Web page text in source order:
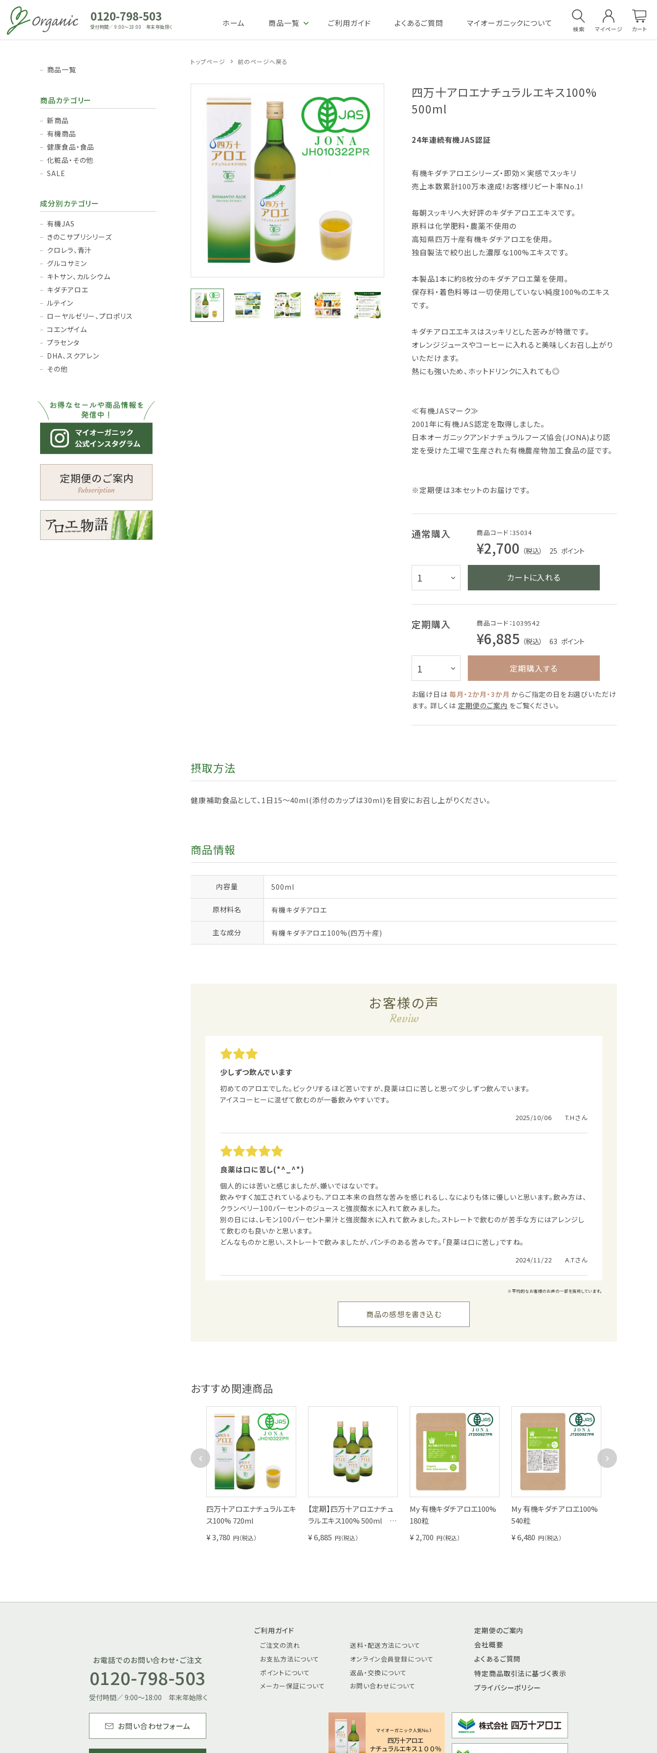
0120-798-503
受付時間／ 9:00～18:00 年末年始除く ホーム 商品一覧 ご利用ガイド よくあるご質問 マイオーガニックについて
検索 マイページ カート
トップページ 前のページへ戻る
四万十アロエナチュラルエキス100%
500ml
24年連続有機JAS認証
有機キダチアロエシリーズ・即効×実感でスッキリ
売上本数累計100万本達成!お客様リピート率No.1!
毎朝スッキリへ大好評のキダチアロエエキスです。
原料は化学肥料・農薬不使用の
高知県四万十産有機キダチアロエを使用。
独自製法で絞り出した濃厚な100%エキスです。
本製品1本に約8枚分のキダチアロエ葉を使用。
保存料・着色料等は一切使用していない純度100%のエキス
です。
キダチアロエエキスはスッキリとした苦みが特徴です。
オレンジジュースやコーヒーに入れると美味しくお召し上がり
いただけます。
熱にも強いため、ホットドリンクに入れても◎
≪有機JASマーク≫
2001年に有機JAS認定を取得しました。
日本オーガニックアンドナチュラルフーズ協会(JONA)より認
定を受けた工場で生産された有機農産物加工食品の証です。
※定期便は3本セットのお届けです。
通常購入 商品コード：35034
¥2,700 （税込） 25 ポイント
カートに入れる
定期購入 商品コード：1039542
¥6,885 （税込） 63 ポイント
定期購入する
お届け日は毎月・2か月・3か月 からご指定の日をお選びいただけ
ます。 詳しくは 定期便のご案内 をご覧ください。
摂取方法
健康補助食品として、1日15～40ml(添付のカップは30ml)を目安にお召し上がりください。
商品情報
内容量 500ml
原材料名 有機キダチアロエ
主な成分 有機キダチアロエ100%(四万十産)
お客様の声
Reviw
少しずつ飲んでいます
初めてのアロエでした。ビックリするほど苦いですが、良薬は口に苦しと思って少しずつ飲んでいます。
アイスコーヒーに混ぜて飲むのが一番飲みやすいです。
2025/10/06 T.Hさん
良薬は口に苦し(*^_^*)
個人的には苦いと感じましたが、嫌いではないです。
飲みやすく加工されているよりも、アロエ本来の自然な苦みを感じれるし、なによりも体に優しいと思います。飲み方は、
クランベリー100パーセントのジュースと強炭酸水に入れて飲みました。
別の日には、レモン100パーセント果汁と強炭酸水に入れて飲みました。ストレートで飲むのが苦手な方にはアレンジし
て飲むのも良いかと思います。
どんなものかと思い、ストレートで飲みましたが、パンチのある苦みです。「良薬は口に苦し」ですね。
2024/11/22 A.Tさん
毎朝のカップ一杯が、健康増進の要です。
飲み始めて30年!
四万十アロエエキスを飲み始めて約30年。30才の頃に母からすすめられました。毎日コップに半量飲むだけで医者いら
ずです。他のサプリメントは飲んでいません。胃腸の調子が良いとお食事が美味しくいただけますし、定期配送もできてあ
りがたく思っています。
2024/03/11 M.Yさん
安心安全がうれしいです
キダチアロエを飲用するようになって数日で調子が整いました。
毎日キャップに半分ずつ飲んでいます。ずっとスッキリしないのが悩みでしたが、飲み始めてよかったです。
飲み始めて数ヶ月。本当に調子が良いです。
定期便で利用中です。有機商品なのもポイントです。
※平均的なお客様のお声の一部を抜粋しています。
商品の感想を書き込む
おすすめ関連商品
四万十アロエナチュラルエキ
ス100% 720ml
¥ 3,780 円（税込）
【定期】四万十アロエナチュ
ラルエキス100% 500ml 3
¥ 6,885 円（税込）
My 有機キダチアロエ100%
180粒
¥ 2,700 円（税込）
My 有機キダチアロエ100%
540粒
¥ 6,480 円（税込）
商品一覧
商品カテゴリー
新商品
有機商品
健康食品・食品
化粧品・その他
SALE
成分別カテゴリー
有機JAS
きのこサプリシリーズ
クロレラ、青汁
グルコサミン
キトサン、カルシウム
キダチアロエ
ルテイン
ローヤルゼリー、プロポリス
コエンザイム
プラセンタ
DHA、スクアレン
その他
お電話でのお問い合わせ・ご注文
0120-798-503
受付時間／ 9:00～18:00 年末年始除く
お問い合わせフォーム
ご利用ガイド
ご注文の流れ
送料・配送方法について
お支払方法について
オンライン会員登録について
ポイントについて
返品・交換について
メーカー保証について
お問い合わせについて
定期便のご案内
会社概要
よくあるご質問
特定商品取引法に基づく表示
プライバシーポリシー